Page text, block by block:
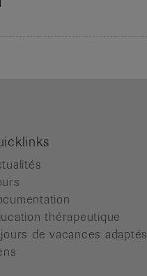
thérapeutique
de vacances adaptés